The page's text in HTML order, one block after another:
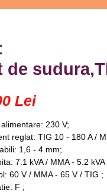
de
Lei
230 V;
reglat: TIG 10 - 180 A /
1,6 - 4 mm;
7.1 kVA / MMA - 5.2 kVA
60 V / MMA - 65 V / TIG ;
F ;